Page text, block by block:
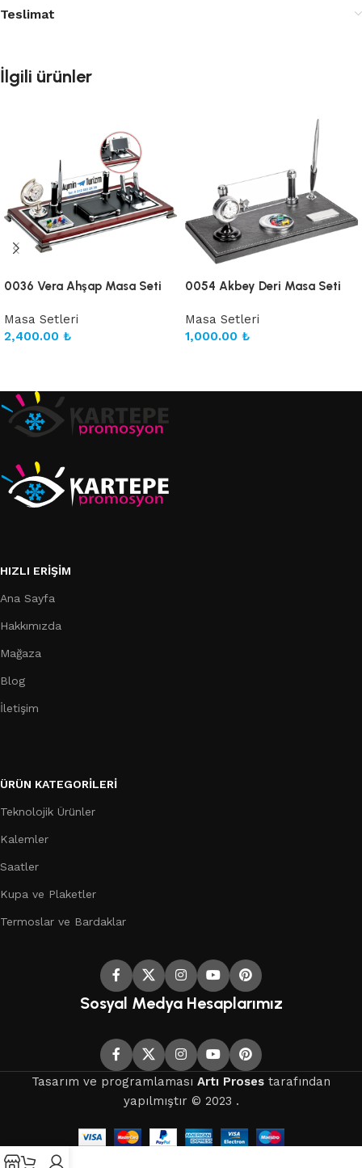
Teslimat
İlgili ürünler
0036 Vera Ahşap Masa Seti
Masa Setleri
2,400.00 ₺
0054 Akbey Deri Masa Seti
Masa Setleri
1,000.00 ₺
HIZLI ERIŞIM
Ana Sayfa
Hakkımızda
Mağaza
Blog
İletişim
ÜRÜN KATEGORILERI
Teknolojik Ürünler
Kalemler
Saatler
Kupa ve Plaketler
Termoslar ve Bardaklar
Sosyal Medya Hesaplarımız
Tasarım ve programlaması Artı Proses tarafından
yapılmıştır © 2023 .